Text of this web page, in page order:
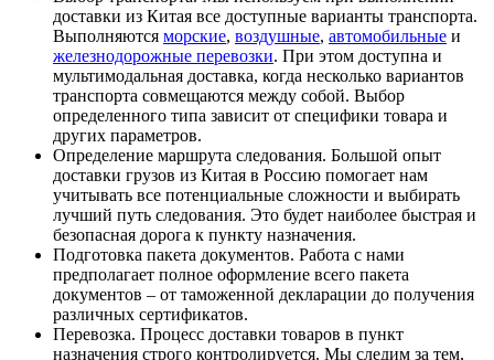
доставки из Китая все доступные варианты транспорта.
Выполняются морские, воздушные, автомобильные и
железнодорожные перевозки. При этом доступна и
мультимодальная доставка, когда несколько вариантов
транспорта совмещаются между собой. Выбор
определенного типа зависит от специфики товара и
других параметров.
Определение маршрута следования. Большой опыт
доставки грузов из Китая в Россию помогает нам
учитывать все потенциальные сложности и выбирать
лучший путь следования. Это будет наиболее быстрая и
безопасная дорога к пункту назначения.
Подготовка пакета документов. Работа с нами
предполагает полное оформление всего пакета
документов – от таможенной декларации до получения
различных сертификатов.
Перевозка. Процесс доставки товаров в пункт
назначения строго контролируется. Мы следим за тем,